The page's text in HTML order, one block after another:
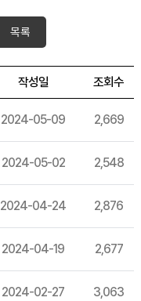
목록
작성일 조회수
2024-05-09 2,669
2024-05-02 2,548
2024-04-24 2,876
2024-04-19 2,677
2024-02-27 3,063